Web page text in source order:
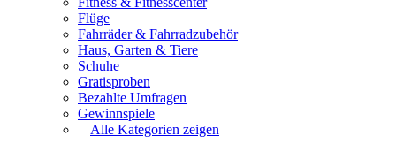
Flüge
Fahrräder & Fahrradzubehör
Haus, Garten & Tiere
Schuhe
Gratisproben
Bezahlte Umfragen
Gewinnspiele
Alle Kategorien zeigen